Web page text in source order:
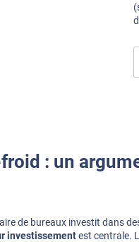
: un
de bureaux investit dans
investissementest centrale.